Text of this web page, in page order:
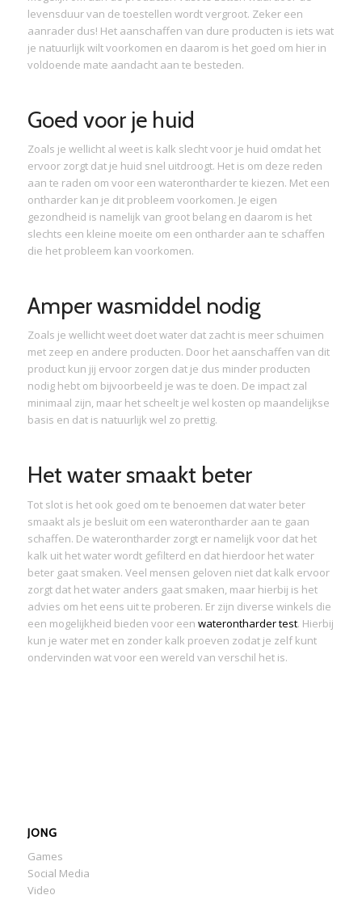
levensduur van de toestellen wordt vergroot. Zeker een
aanrader dus! Het aanschaffen van dure producten is iets wat
je natuurlijk wilt voorkomen en daarom is het goed om hier in
voldoende mate aandacht aan te besteden.
Goed voor je huid
Zoals je wellicht al weet is kalk slecht voor je huid omdat het
ervoor zorgt dat je huid snel uitdroogt. Het is om deze reden
aan te raden om voor een waterontharder te kiezen. Met een
ontharder kan je dit probleem voorkomen. Je eigen
gezondheid is namelijk van groot belang en daarom is het
slechts een kleine moeite om een ontharder aan te schaffen
die het probleem kan voorkomen.
Amper wasmiddel nodig
Zoals je wellicht weet doet water dat zacht is meer schuimen
met zeep en andere producten. Door het aanschaffen van dit
product kun jij ervoor zorgen dat je dus minder producten
nodig hebt om bijvoorbeeld je was te doen. De impact zal
minimaal zijn, maar het scheelt je wel kosten op maandelijkse
basis en dat is natuurlijk wel zo prettig.
Het water smaakt beter
Tot slot is het ook goed om te benoemen dat water beter
smaakt als je besluit om een waterontharder aan te gaan
schaffen. De waterontharder zorgt er namelijk voor dat het
kalk uit het water wordt gefilterd en dat hierdoor het water
beter gaat smaken. Veel mensen geloven niet dat kalk ervoor
zorgt dat het water anders gaat smaken, maar hierbij is het
advies om het eens uit te proberen. Er zijn diverse winkels die
een mogelijkheid bieden voor een waterontharder test. Hierbij
kun je water met en zonder kalk proeven zodat je zelf kunt
ondervinden wat voor een wereld van verschil het is.
JONG
Games
Social Media
Video